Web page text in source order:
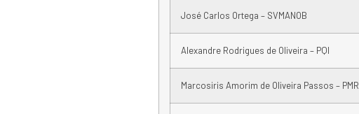
José Carlos Ortega – SVMANOB
Alexandre Rodrigues de Oliveira – PQI
Marcosiris Amorim de Oliveira Passos – PMR